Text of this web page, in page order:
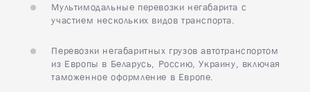
Мультимодальные перевозки негабарита с
участием нескольких видов транспорта.
Перевозки негабаритных грузов автотранспортом
из Европы в Беларусь, Россию, Украину, включая
таможенное оформление в Европе.